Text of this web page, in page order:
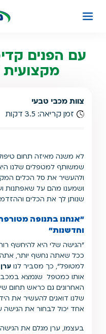
עם הפנים
מקצועית
צוות מכבי טבעי
זמן קריאה: 3.5 דקות
לא משנה מאיזה תחום
שמשותף למטפלים שלנו
ולהעשיר את סל הכלים
ושמענו מהם על שאפתנות
שנותן לך את הכלים
"אנחנו בתנופה
וחדשנות"
"הגישה שלי היא להיחשף
ככל שאתה נחשף יותר, אתה
למטופל", כך מסביר לנו
האחרונים גם כראש תחום
שלנו דואגים להעשיר את
אחד יכול לבחור את הנישה
בעצמו, ערן מגלם את